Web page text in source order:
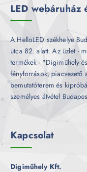
LED webáruház
A HelloLED székhelye
utca 82. alatt. Az üzlet -
termékek - "Digiműhely
fényforrások, piacvezető
bemutatóterem és
személyes átvétel
Kapcsolat
Digiműhely Kft.